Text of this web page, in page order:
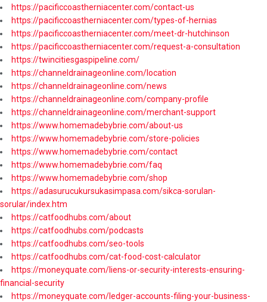
https://pacificcoastherniacenter.com/contact-us
https://pacificcoastherniacenter.com/types-of-hernias
https://pacificcoastherniacenter.com/meet-dr-hutchinson
https://pacificcoastherniacenter.com/request-a-consultation
https://twincitiesgaspipeline.com/
https://channeldrainageonline.com/location
https://channeldrainageonline.com/news
https://channeldrainageonline.com/company-profile
https://channeldrainageonline.com/merchant-support
https://www.homemadebybrie.com/about-us
https://www.homemadebybrie.com/store-policies
https://www.homemadebybrie.com/contact
https://www.homemadebybrie.com/faq
https://www.homemadebybrie.com/shop
https://adasurucukursukasimpasa.com/sikca-sorulan-
sorular/index.htm
https://catfoodhubs.com/about
https://catfoodhubs.com/podcasts
https://catfoodhubs.com/seo-tools
https://catfoodhubs.com/cat-food-cost-calculator
https://moneyquate.com/liens-or-security-interests-ensuring-
financial-security
https://moneyquate.com/ledger-accounts-filing-your-business-